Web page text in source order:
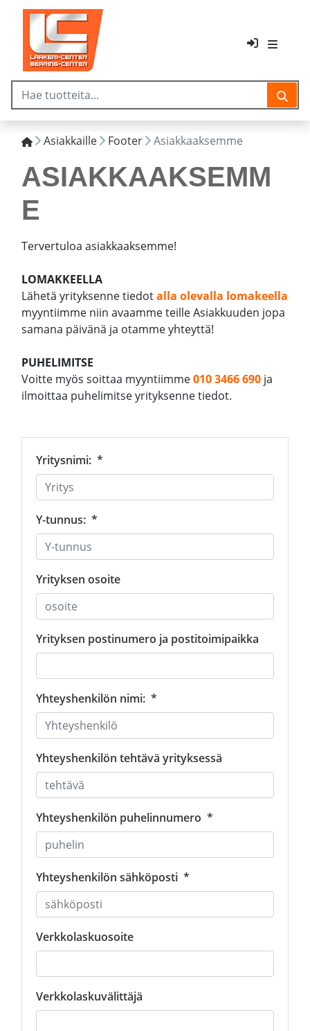
Asiakkaille Footer Asiakkaaksemme
ASIAKKAAKSEMM
E
Tervertuloa asiakkaaksemme!
LOMAKKEELLA
Lähetä yrityksenne tiedotalla olevalla lomakeella
myyntiimme niin avaamme teille Asiakkuuden jopa
samana päivänä ja otamme yhteyttä!
PUHELIMITSE
Voitte myös soittaa myyntiimme010 3466 690 ja
ilmoittaa puhelimitse yrityksenne tiedot.
Yritysnimi: *
Y-tunnus: *
Yrityksen osoite
Yrityksen postinumero ja postitoimipaikka
Yhteyshenkilön nimi: *
Yhteyshenkilön tehtävä yrityksessä
Yhteyshenkilön puhelinnumero *
Yhteyshenkilön sähköposti *
Verkkolaskuosoite
Verkkolaskuvälittäjä